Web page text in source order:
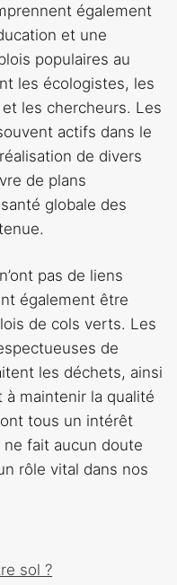
également
et une
populaires au
les écologistes, les
les chercheurs. Les
actifs dans le
de divers
de plans
globale des
pas de liens
également être
de cols verts. Les
de
les déchets, ainsi
maintenir la qualité
tous un intérêt
ne fait aucun doute
rôle vital dans nos
sol ?